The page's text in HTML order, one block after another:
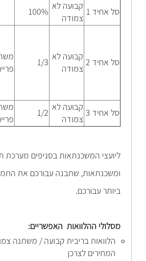
100%
קבועה לא
צמודה
סל אחיד 1
1/3
קבועה לא
צמודה
סל אחיד 2
1/2
קבועה לא
צמודה
סל אחיד 3
ליועצי המשכנתאות בסניפים מערכת
ומשכנתאות, שתבנה עבורכם את
ביותר עבורכם.
מסלולי ההלוואות האפשריים:
הלוואות בריבית קבועה / משתנה
המחירים לצרכן